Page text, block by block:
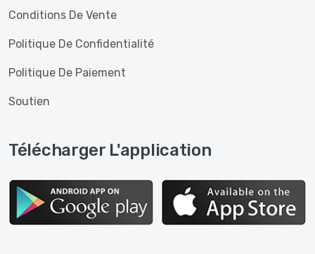
Dinde
Conditions De Vente
Politique De Confidentialité
Politique De Paiement
Soutien
Télécharger L'application